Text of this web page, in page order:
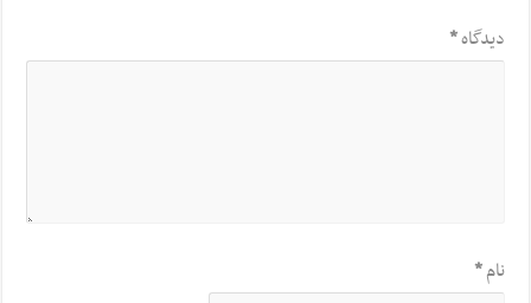
دیدگاه*
نام*